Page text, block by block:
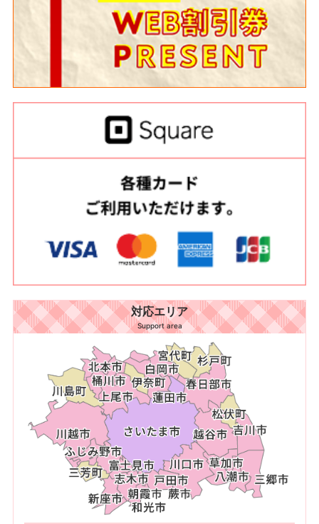
対応エリア
Support area